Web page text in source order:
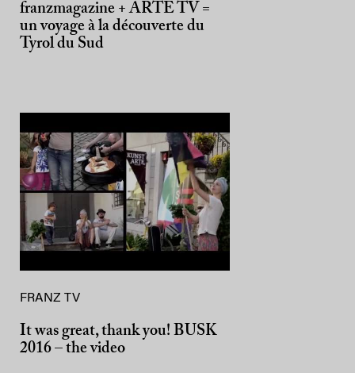
franzmagazine + ARTE TV =
un voyage à la découverte du
Tyrol du Sud
FRANZ TV
It was great, thank you! BUSK
2016 – the video